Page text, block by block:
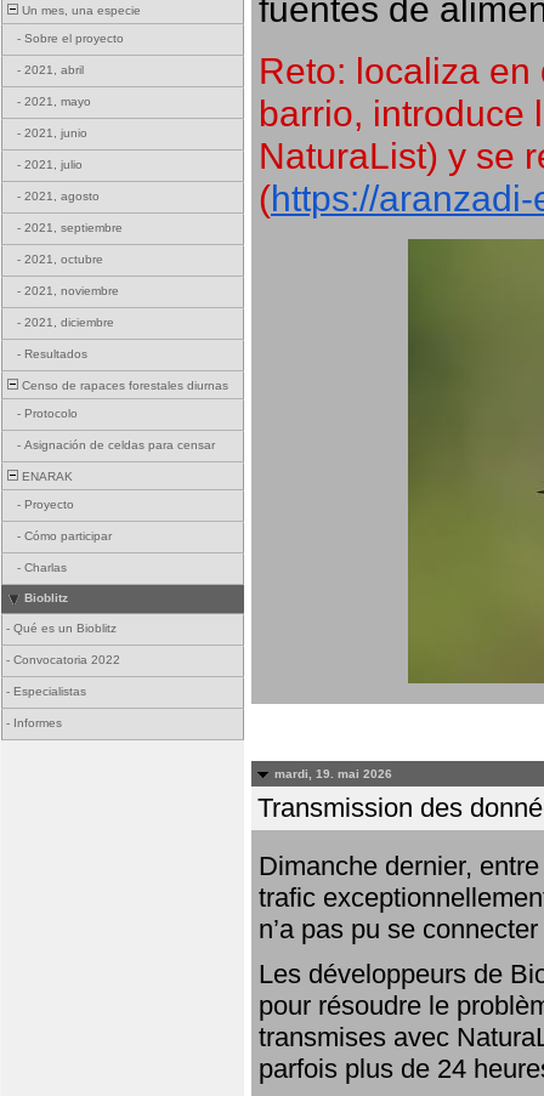
Un mes, una especie
- Sobre el proyecto
- 2021, abril
- 2021, mayo
- 2021, junio
- 2021, julio
- 2021, agosto
- 2021, septiembre
- 2021, octubre
- 2021, noviembre
- 2021, diciembre
- Resultados
Censo de rapaces forestales diurnas
- Protocolo
- Asignación de celdas para censar
ENARAK
- Proyecto
- Cómo participar
- Charlas
Bioblitz
- Qué es un Bioblitz
- Convocatoria 2022
- Especialistas
- Informes
fuentes de
Reto: localiza
barrio, introduce
NaturaList) y se
(https://
mardi, 19. mai 2026
Transmission des
Dimanche dernier,
trafic
n’a pas pu se
Les développeurs de
pour résoudre le
transmises avec
parfois plus de 24